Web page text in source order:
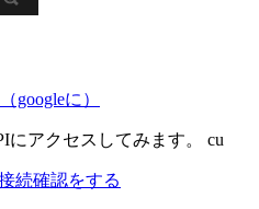
googleに）
にアクセスしてみます。 cu
続確認をする